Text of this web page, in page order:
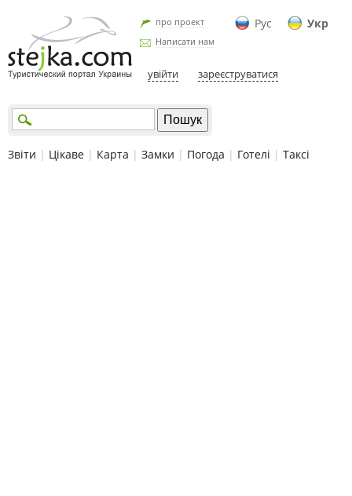
Рус Укр
про проект
Написати нам
увійти зареєструватися
Звіти | Цікаве | Карта | Замки | Погода | Готелі | Таксі